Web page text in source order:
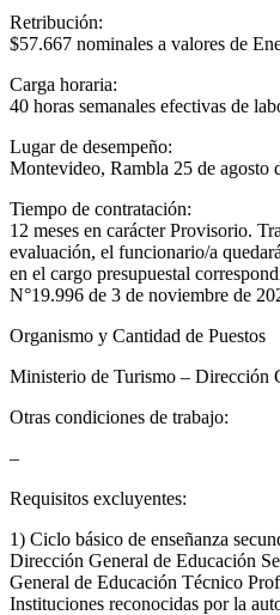
Retribución:
$57.667 nominales a valores de
Carga horaria:
40 horas semanales efectivas de
Lugar de desempeño:
Montevideo, Rambla 25 de agosto
Tiempo de contratación:
12 meses en carácter Provisorio.
evaluación, el funcionario/a
en el cargo presupuestal
N°19.996 de 3 de noviembre de
Organismo y Cantidad de Puestos
Ministerio de Turismo – Dirección
Otras condiciones de trabajo:
–
Requisitos excluyentes:
1) Ciclo básico de enseñanza
Dirección General de Educación
General de Educación Técnico
Instituciones reconocidas por la